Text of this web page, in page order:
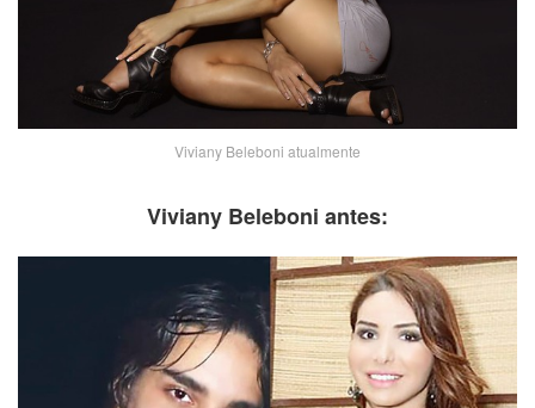
Viviany Beleboni atualmente
Viviany Beleboni antes: